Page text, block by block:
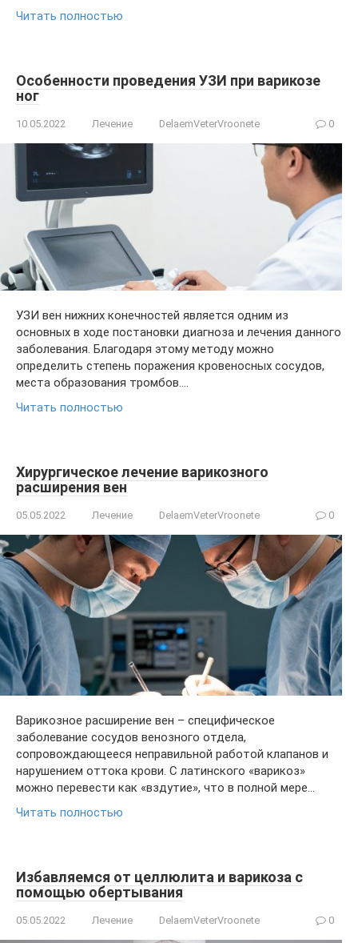
Читать полностью
Особенности проведения УЗИ при варикозе
ног
10.05.2022 Лечение DelaemVeterVroonete 0
УЗИ вен нижних конечностей является одним из
основных в ходе постановки диагноза и лечения данного
заболевания. Благодаря этому методу можно
определить степень поражения кровеносных сосудов,
места образования тромбов….
Читать полностью
Хирургическое лечение варикозного
расширения вен
05.05.2022 Лечение DelaemVeterVroonete 0
Варикозное расширение вен – специфическое
заболевание сосудов венозного отдела,
сопровождающееся неправильной работой клапанов и
нарушением оттока крови. С латинского «варикоз»
можно перевести как «вздутие», что в полной мере…
Читать полностью
Избавляемся от целлюлита и варикоза с
помощью обертывания
05.05.2022 Лечение DelaemVeterVroonete 0